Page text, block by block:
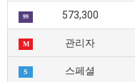
99 573,300
M 관리자
S 스페셜